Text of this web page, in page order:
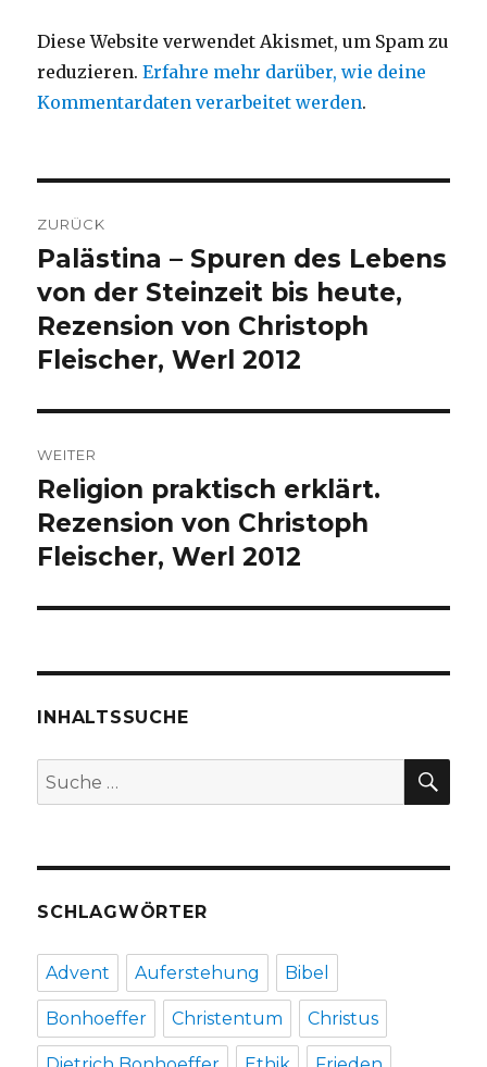
Diese Website verwendet Akismet, um Spam zu
reduzieren.Erfahre mehr darüber, wie deine
Kommentardaten verarbeitet werden.
ZURÜCK
Vorheriger
Beitrag:
Palästina – Spuren des Lebens
von der Steinzeit bis heute,
Rezension von Christoph
Fleischer, Werl 2012
WEITER
Nächster
Beitrag:
Religion praktisch erklärt.
Rezension von Christoph
Fleischer, Werl 2012
INHALTSSUCHE
Suche
nach:
SCHLAGWÖRTER
Advent Auferstehung Bibel
Bonhoeffer Christentum Christus